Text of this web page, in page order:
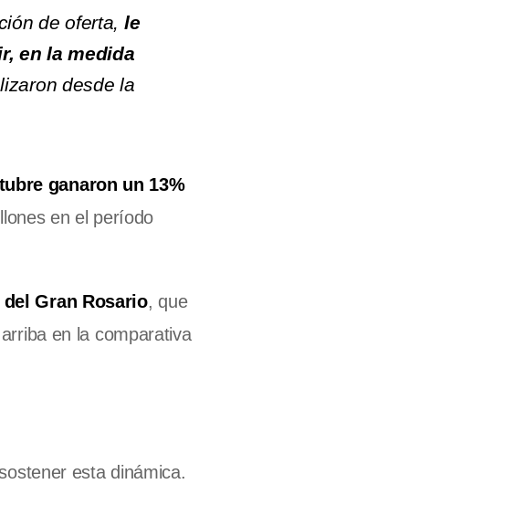
de oferta, le
en la medida
desde la
ganaron un 13%
en el período
Gran Rosario, que
en la comparativa
esta dinámica.